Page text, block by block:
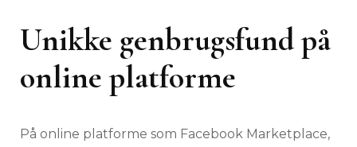
Unikke genbrugsfund på
online platforme
På online platforme som Facebook Marketplace,